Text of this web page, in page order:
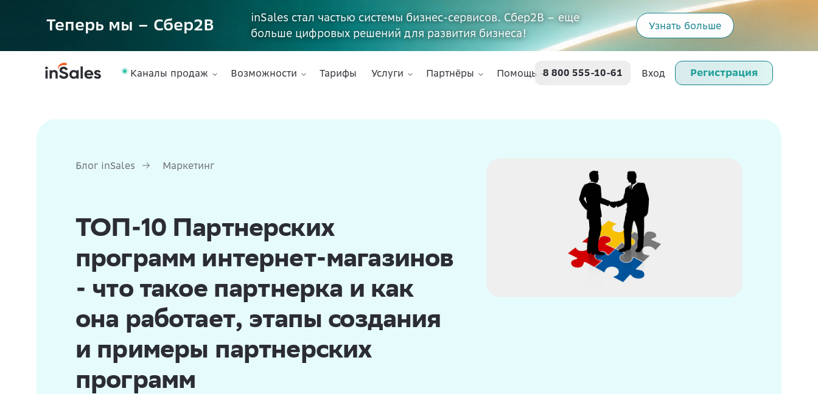
Теперь мы – Сбер2B
inSales стал частью системы бизнес-сервисов. Сбер2В – еще
больше цифровых решений для развития бизнеса!
Узнать больше
Каналы продаж Возможности Тарифы Услуги Партнёры Помощь 8 800 555-10-61 Вход Регистрация
Блог inSales Маркетинг
ТОП-10 Партнерских
программ интернет-магазинов
- что такое партнерка и как
она работает, этапы создания
и примеры партнерских
программ